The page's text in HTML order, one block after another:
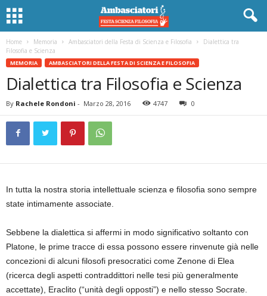
Home Memoria Ambasciatori della Festa di Scienza e Filosofia
Dialettica tra
Filosofia e Scienza
MEMORIA AMBASCIATORI DELLA FESTA DI SCIENZA E FILOSOFIA
Dialettica tra Filosofia e Scienza
By Rachele Rondoni - Marzo 28, 2016 4747 0
In tutta la nostra storia intellettuale scienza e filosofia sono sempre
state intimamente associate.
Sebbene la dialettica si affermi in modo significativo soltanto con
Platone, le prime tracce di essa possono essere rinvenute già nelle
concezioni di alcuni filosofi presocratici come Zenone di Elea
(ricerca degli aspetti contraddittori nelle tesi più generalmente
accettate), Eraclito (“unità degli opposti”) e nello stesso Socrate.